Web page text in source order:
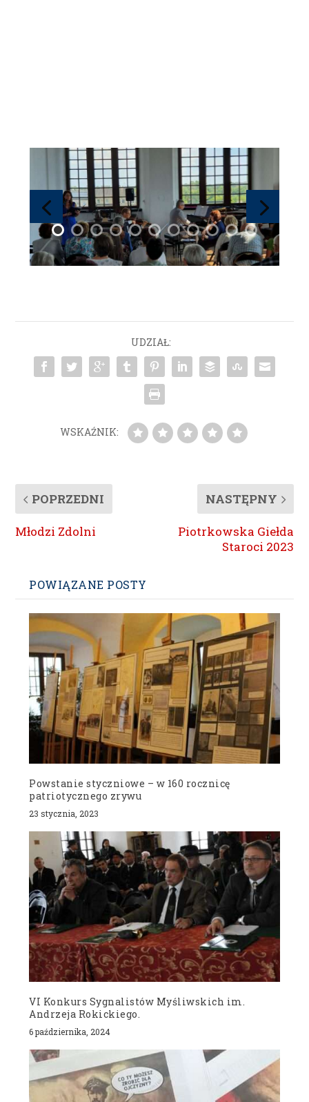
UDZIAŁ:
WSKAŹNIK:
POPRZEDNI
Młodzi Zdolni
NASTĘPNY
Piotrkowska Giełda
Staroci 2023
POWIĄZANE POSTY
Powstanie styczniowe – w 160 rocznicę
patriotycznego zrywu
23 stycznia, 2023
VI Konkurs Sygnalistów Myśliwskich im.
Andrzeja Rokickiego.
6 października, 2024